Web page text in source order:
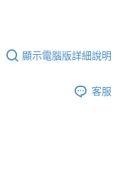
顯示電腦版詳細說明
客服